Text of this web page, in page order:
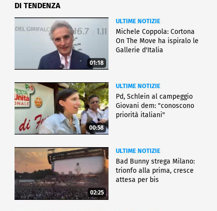
DI TENDENZA
01:18
ULTIME NOTIZIE
Michele Coppola: Cortona
On The Move ha ispiralo le
Gallerie d'Italia
00:58
ULTIME NOTIZIE
Pd, Schlein al campeggio
Giovani dem: "conoscono
priorità italiani"
02:25
ULTIME NOTIZIE
Bad Bunny strega Milano:
trionfo alla prima, cresce
attesa per bis